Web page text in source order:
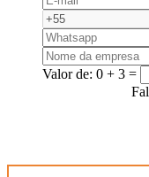
Valor de: 0 + 3 =